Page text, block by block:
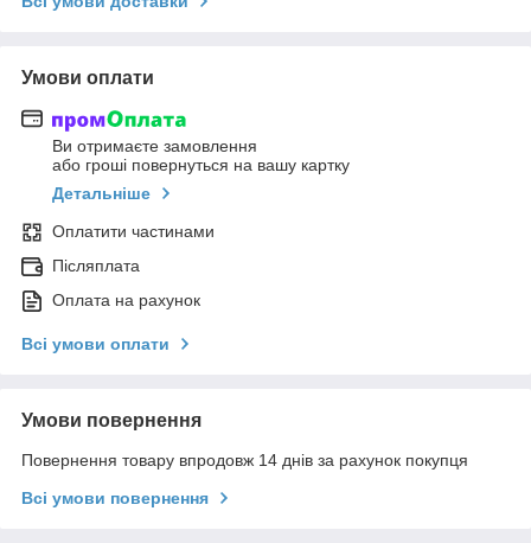
Умови оплати
Ви отримаєте замовлення
або гроші повернуться на вашу картку
Детальніше
Оплатити частинами
Післяплата
Оплата на рахунок
Всі умови оплати
Умови повернення
Повернення товару впродовж 14 днів за рахунок покупця
Всі умови повернення